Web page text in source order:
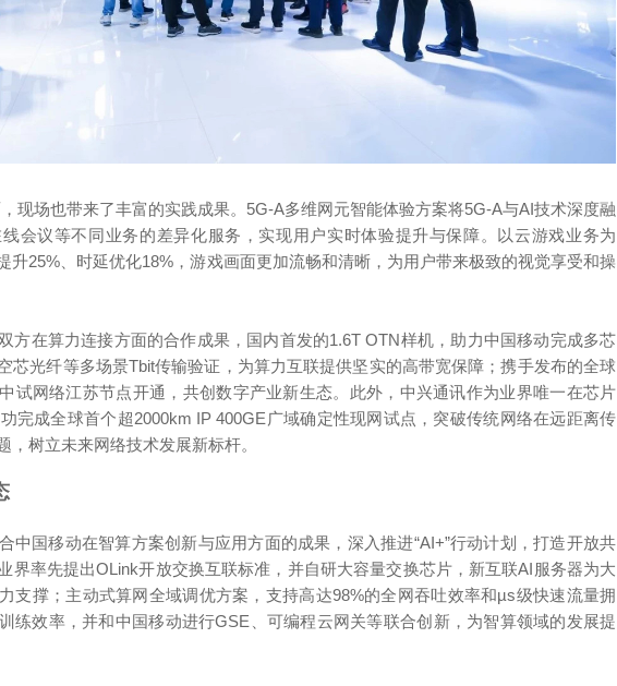
现场也带来了丰富的实践成果。5G-A多维网元智能体验方案将5G-A与AI技术深度融
会议等不同业务的差异化服务，实现用户实时体验提升与保障。以云游戏业务为
升25%、时延优化18%，游戏画面更加流畅和清晰，为用户带来极致的视觉享受和操
方在算力连接方面的合作成果，国内首发的1.6T OTN样机，助力中国移动完成多芯
芯光纤等多场景Tbit传输验证，为算力互联提供坚实的高带宽保障；携手发布的全球
试网络江苏节点开通，共创数字产业新生态。此外，中兴通讯作为业界唯一在芯片
完成全球首个超2000km IP 400GE广域确定性现网试点，突破传统网络在远距离传
，树立未来网络技术发展新标杆。
中国移动在智算方案创新与应用方面的成果，深入推进“AI+”行动计划，打造开放共
界率先提出OLink开放交换互联标准，并自研大容量交换芯片，新互联AI服务器为大
支撑；主动式算网全域调优方案，支持高达98%的全网吞吐效率和µs级快速流量拥
练效率，并和中国移动进行GSE、可编程云网关等联合创新，为智算领域的发展提